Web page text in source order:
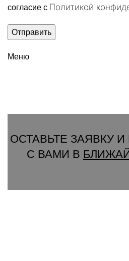
согласие c Политикой
Меню
ОСТАВЬТЕ ЗАЯВКУ
С ВАМИ В